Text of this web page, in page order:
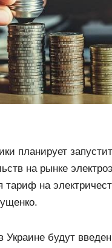
планирует
на рынке
тариф на
Украине будут